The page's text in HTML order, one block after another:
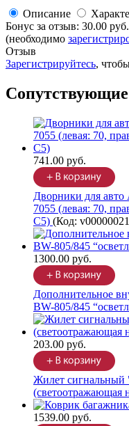
Описание
Бонус за отзыв: 30.00 руб.
(необходимо
Отзыв
Зарегистрируйтесь,
741.00 руб.
Дворники для
7055 (левая: 70,
C5) (Код:
1300.00 руб.
Дополнительное
BW-805/845
203.00 руб.
Жилет
(светоотражающая
1539.00 руб.